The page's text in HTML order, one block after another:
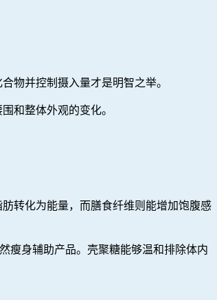
物并控制摄入量才是明智之举。
和整体外观的变化。
转化为能量，而膳食纤维则能增加饱腹感
瘦身辅助产品。壳聚糖能够温和排除体内